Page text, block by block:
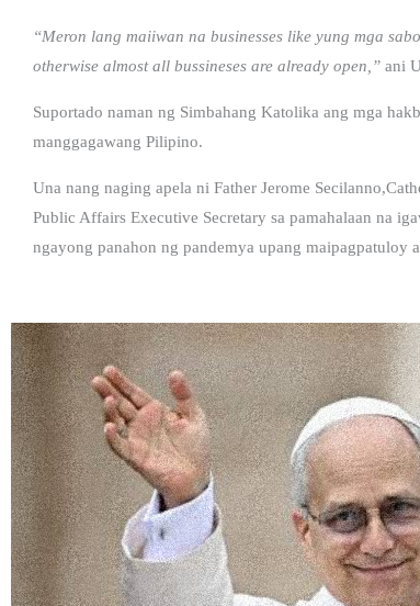
“Meron lang maiiwan na businesses like yung mga
otherwise almost all bussineses are already open,” ani
Suportado naman ng Simbahang Katolika ang mga
manggagawang Pilipino.
Una nang naging apela ni Father Jerome
Public Affairs Executive Secretary sa pamahalaan na
ngayong panahon ng pandemya upang maipagpatuloy